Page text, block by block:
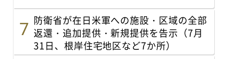
防衛省が在日米軍への施設・区域の全部
返還・追加提供・新規提供を告示（7月
31日、根岸住宅地区など7か所）